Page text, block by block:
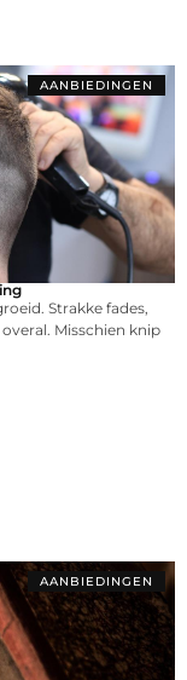
AANBIEDINGEN
Strakke fades,
Misschien knip
AANBIEDINGEN